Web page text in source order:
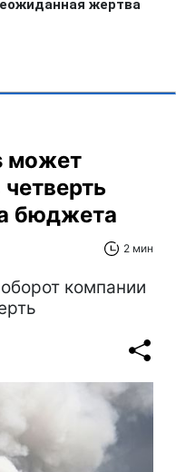
может
бюджета
2 мин
компании